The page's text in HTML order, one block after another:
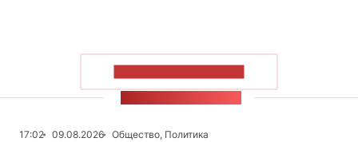
17:02 09.08.2026
Общество, Политика